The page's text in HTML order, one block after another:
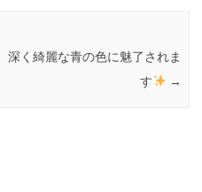
深く綺麗な青の色に魅了されま
す
→